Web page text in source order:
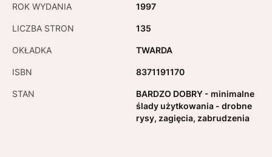
ROK WYDANIA 1997
LICZBA STRON 135
OKŁADKA TWARDA
ISBN 8371191170
STAN
BARDZO DOBRY - minimalne
ślady użytkowania - drobne
rysy, zagięcia, zabrudzenia